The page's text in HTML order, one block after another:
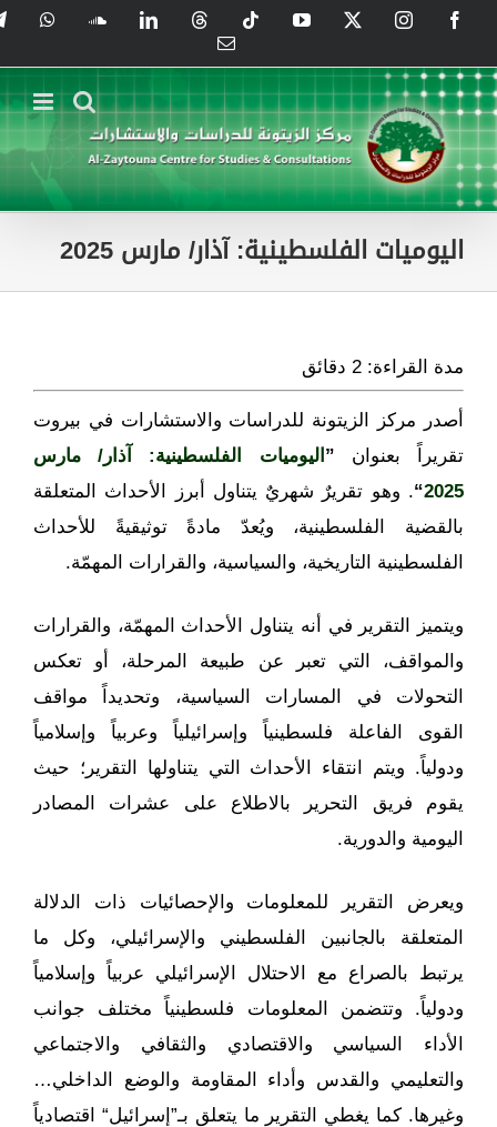
content
Facebook
Instagram
X
YouTube
Tiktok
Threads
LinkedIn
SoundCloud
Email
اليوميات الفلسطينية: آذار/ مارس 2025
مدة القراءة: 2 دقائق
أصدر مركز الزيتونة للدراسات والاستشارات في بيروت
تقريراً بعنوان ”اليوميات الفلسطينية: آذار/ مارس
2025
“. وهو تقريرٌ شهريٌ يتناول أبرز الأحداث المتعلقة
بالقضية الفلسطينية، ويُعدّ مادةً توثيقيةً للأحداث
الفلسطينية التاريخية، والسياسية، والقرارات المهمّة.
ويتميز التقرير في أنه يتناول الأحداث المهمّة، والقرارات
والمواقف، التي تعبر عن طبيعة المرحلة، أو تعكس
التحولات في المسارات السياسية، وتحديداً مواقف
القوى الفاعلة فلسطينياً وإسرائيلياً وعربياً وإسلامياً
ودولياً. ويتم انتقاء الأحداث التي يتناولها التقرير؛ حيث
يقوم فريق التحرير بالاطلاع على عشرات المصادر
اليومية والدورية.
ويعرض التقرير للمعلومات والإحصائيات ذات الدلالة
المتعلقة بالجانبين الفلسطيني والإسرائيلي، وكل ما
يرتبط بالصراع مع الاحتلال الإسرائيلي عربياً وإسلامياً
ودولياً. وتتضمن المعلومات فلسطينياً مختلف جوانب
الأداء السياسي والاقتصادي والثقافي والاجتماعي
والتعليمي والقدس وأداء المقاومة والوضع الداخلي…
وغيرها. كما يغطي التقرير ما يتعلق بـ”إسرائيل“ اقتصادياً